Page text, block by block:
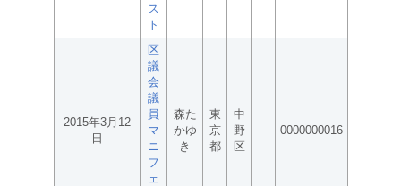
ス
ト
2015年3月12
日
区
議
会
議
員
マ
ニ
フ
ェ
森た
かゆ
き
東
京
都
中
野
区
0000000016